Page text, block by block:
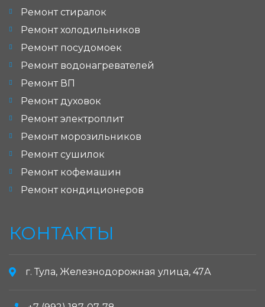
Ремонт стиралок
Ремонт холодильников
Ремонт посудомоек
Ремонт водонагревателей
Ремонт ВП
Ремонт духовок
Ремонт электроплит
Ремонт морозильников
Ремонт сушилок
Ремонт кофемашин
Ремонт кондиционеров
КОНТАКТЫ
г. Тула, Железнодорожная улица, 47А